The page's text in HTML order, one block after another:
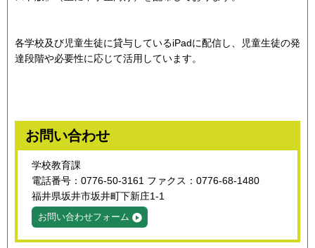
各学校及び児童生徒に貸与しているiPadに配信し、児童生徒の発
達段階や必要性に応じて活用しています。
お問い合わせ
学校教育課
電話番号：0776-50-3161 ファクス：0776-68-1480
福井県坂井市坂井町下新庄1-1
お問い合わせフォーム